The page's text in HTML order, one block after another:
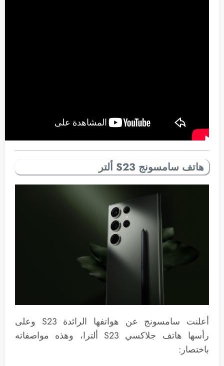
هاتف سامسونج S23 ألتر
أعلنت سامسونج عن هواتفها الرائدة S23 وعلى
رأسها هاتف جلاكسي S23 ألترا، وهذه مواصفاته
باختصار: